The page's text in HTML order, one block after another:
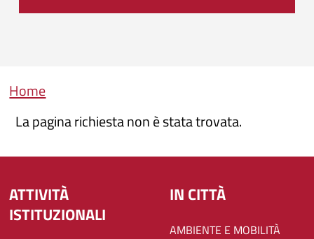
Briciole di pane
Home
La pagina richiesta non è stata trovata.
ATTIVITÀ
ISTITUZIONALI
IN CITTÀ
AMBIENTE E MOBILITÀ